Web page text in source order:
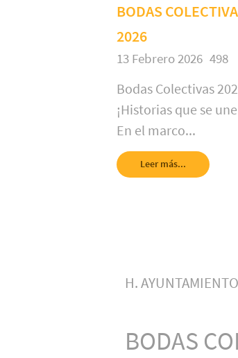
BODAS
2026
13 Febrero 2026 498
Bodas Colectivas
¡Historias que se
En el marco...
Leer más...
H.
BODAS